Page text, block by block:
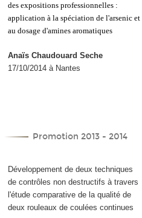
des expositions professionnelles :
application à la spéciation de l'arsenic et
au dosage d'amines aromatiques
Anaïs Chaudouard Seche
17/10/2014 à Nantes
Promotion 2013 - 2014
Développement de deux techniques
de contrôles non destructifs à travers
l'étude comparative de la qualité de
deux rouleaux de coulées continues